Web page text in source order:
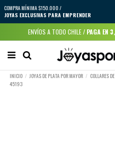
COMPRA MÍNIMA $150.000 /
JOYAS EXCLUSIVAS PARA EMPRENDER
ENVÍOS A TODO CHILE / PAGA EN
INICIO JOYAS DE PLATA POR MAYOR COLLARES
45193